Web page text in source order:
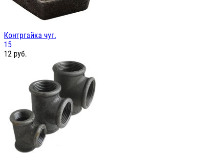
Контргайка чуг.
15
12 руб.